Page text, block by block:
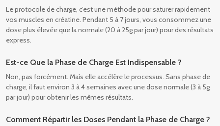
Le protocole de charge, c’est une méthode pour saturer rapidement
vos muscles en créatine. Pendant 5 à 7 jours, vous consommez une
dose plus élevée que la normale (20 à 25g par jour) pour des résultats
express.
Est-ce Que la Phase de Charge Est Indispensable ?
Non, pas forcément. Mais elle accélère le processus. Sans phase de
charge, il faut environ 3 à 4 semaines avec une dose normale (3 à 5g
par jour) pour obtenir les mêmes résultats.
Comment Répartir les Doses Pendant la Phase de Charge ?